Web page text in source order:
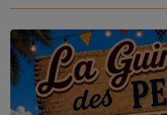
RECHERCHE DE TITRES
TÉLÉCHARGER L'APPLICATION.
EMISSIONS
LIVE DJ